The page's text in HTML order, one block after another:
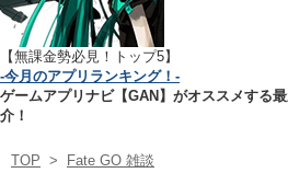
【無課金勢必見！トップ5】
-今月のアプリランキング！-
ゲームアプリナビ【GAN】がオススメする
介！
TOP > Fate GO 雑談